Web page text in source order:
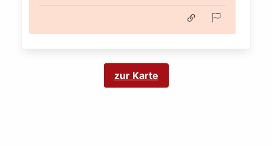
zur Karte